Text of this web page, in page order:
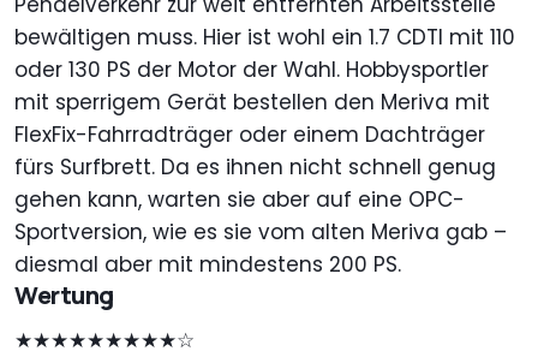
bewältigen muss. Hier ist wohl ein 1.7 CDTI mit 110
oder 130 PS der Motor der Wahl. Hobbysportler
mit sperrigem Gerät bestellen den Meriva mit
FlexFix-Fahrradträger oder einem Dachträger
fürs Surfbrett. Da es ihnen nicht schnell genug
gehen kann, warten sie aber auf eine OPC-
Sportversion, wie es sie vom alten Meriva gab –
diesmal aber mit mindestens 200 PS.
Wertung
★★★★★★★★★☆